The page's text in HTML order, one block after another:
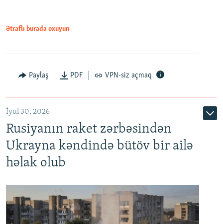
Ətraflı burada oxuyun
Paylaş PDF VPN-siz açmaq
İyul 30, 2026
Rusiyanın raket zərbəsindən
Ukrayna kəndində bütöv bir ailə
həlak olub